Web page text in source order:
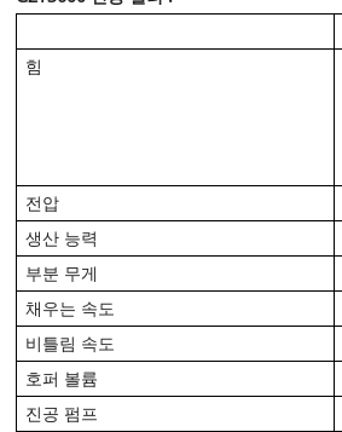
힘
전압
생산 능력
부분 무게
채우는 속도
비틀림 속도
호퍼 볼륨
진공 펌프